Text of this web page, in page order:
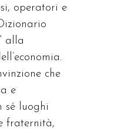
operatori e
alla
che
e
sé luoghi
fraternità,